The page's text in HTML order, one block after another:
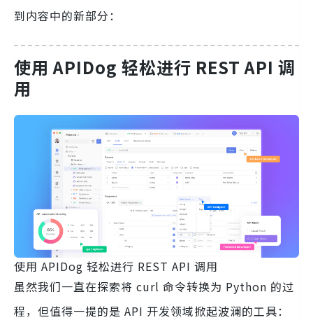
到内容中的新部分：
使用 APIDog 轻松进行 REST API 调
用
使用 APIDog 轻松进行 REST API 调用
虽然我们一直在探索将 curl 命令转换为 Python 的过
程，但值得一提的是 API 开发领域掀起波澜的工具：